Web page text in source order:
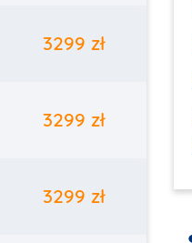
3299 zł
3299 zł
3299 zł